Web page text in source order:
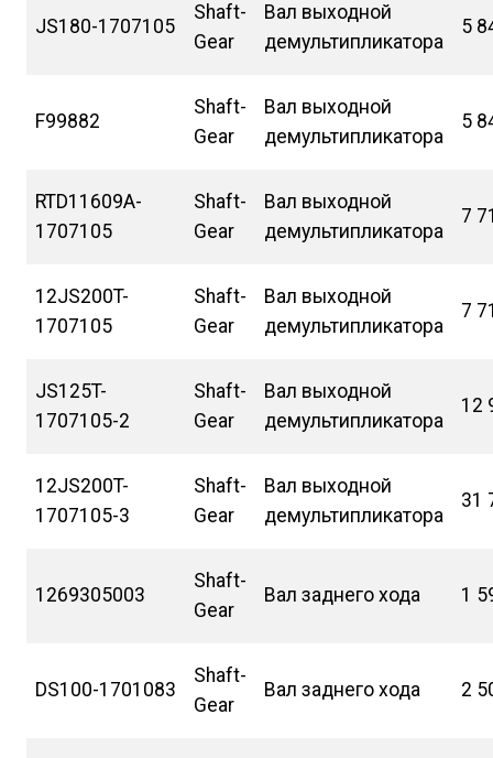
JS180-1707105
Shaft-
Gear
Вал выходной
демультипликатора
5
F99882
Shaft-
Gear
Вал выходной
демультипликатора
5
RTD11609A-
1707105
Shaft-
Gear
Вал выходной
демультипликатора
7
12JS200T-
1707105
Shaft-
Gear
Вал выходной
демультипликатора
7
JS125T-
1707105-2
Shaft-
Gear
Вал выходной
демультипликатора
12
12JS200T-
1707105-3
Shaft-
Gear
Вал выходной
демультипликатора
31
1269305003
Shaft-
Gear
Вал заднего хода 1
DS100-1701083
Shaft-
Gear
Вал заднего хода 2